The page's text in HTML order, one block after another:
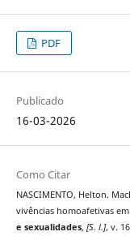
PDF
Publicado
16-03-2026
Como Citar
NASCIMENTO, Helton.
vivências homoafetivas
e sexualidades, [S. l.], v.